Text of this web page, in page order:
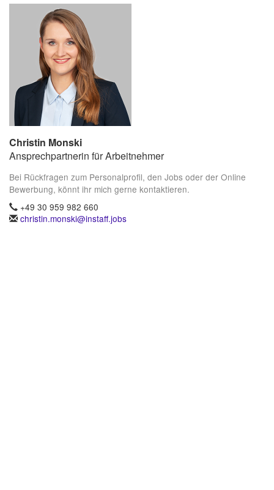
Christin Monski
Ansprechpartnerin für Arbeitnehmer
Bei Rückfragen zum Personalprofil, den Jobs oder der Online
Bewerbung, könnt ihr mich gerne kontaktieren.
+49 30 959 982 660
christin.monski@instaff.jobs